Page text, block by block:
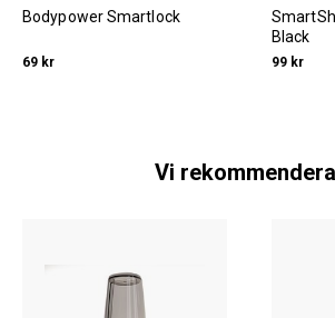
Bodypower Smartlock
69 kr
Black
99 kr
Vi